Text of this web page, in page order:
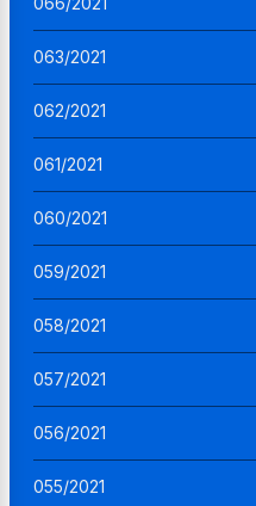
063/2021
062/2021
061/2021
060/2021
059/2021
058/2021
057/2021
056/2021
055/2021